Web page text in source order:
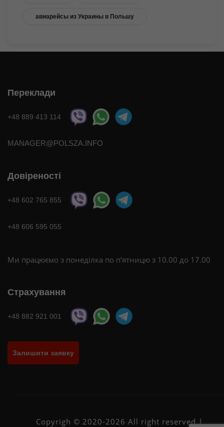
авиарейсы из Украины в Польшу
Переклади
+48 889 413 114
MANAGER@POLSZA.INFO
Довіреності
+48 602 765 855
+48 606 595 055
Ми працюємо з понеділка по п’ятницю з 10.00 до 17.00
Страхування
+48 882 921 001
Залишити заявку
Copyrigh © 2020-2026 All right reserved |